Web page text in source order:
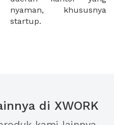
startup.
di XWORK